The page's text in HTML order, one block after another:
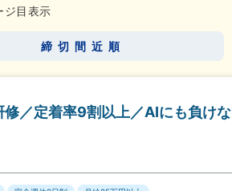
残業少なめ（1日1時間以内）
ジ目表示
締切間近順
修／定着率9割以上／AIにも負けな